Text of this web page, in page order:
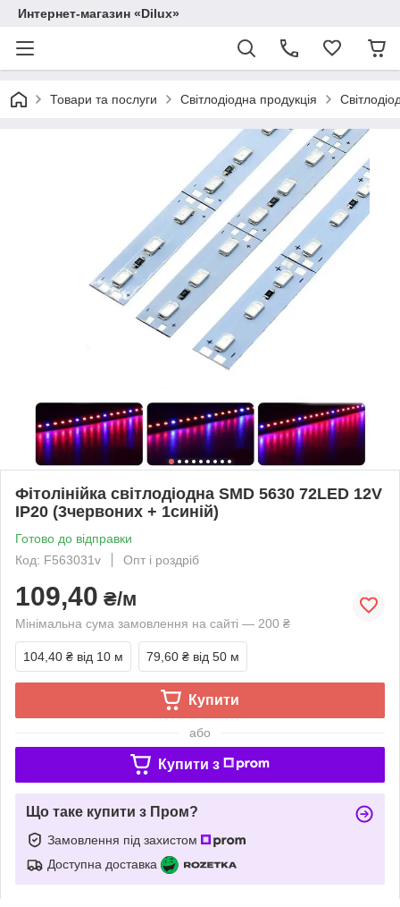
Интернет-магазин «Dilux»
Товари та послуги Світлодіодна продукція
Фітолінійка світлодіодна SMD 5630 72LED 12V
IP20 (3червоних + 1синій)
Готово до відправки
Код: F563031v
Опт і роздріб
109,40 ₴/м
Мінімальна сума замовлення на сайті — 200 ₴
104,40 ₴ від 10 м 79,60 ₴ від 50 м
Купити
або
Купити з
Що таке купити з Пром?
Замовлення під захистом
Доступна доставка